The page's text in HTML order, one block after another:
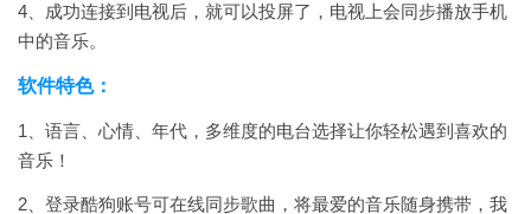
4、成功连接到电视后，就可以投屏了，电视上会同步播放手机
中的音乐。
软件特色：
1、语言、心情、年代，多维度的电台选择让你轻松遇到喜欢的
音乐！
2、登录酷狗账号可在线同步歌曲，将最爱的音乐随身携带，我